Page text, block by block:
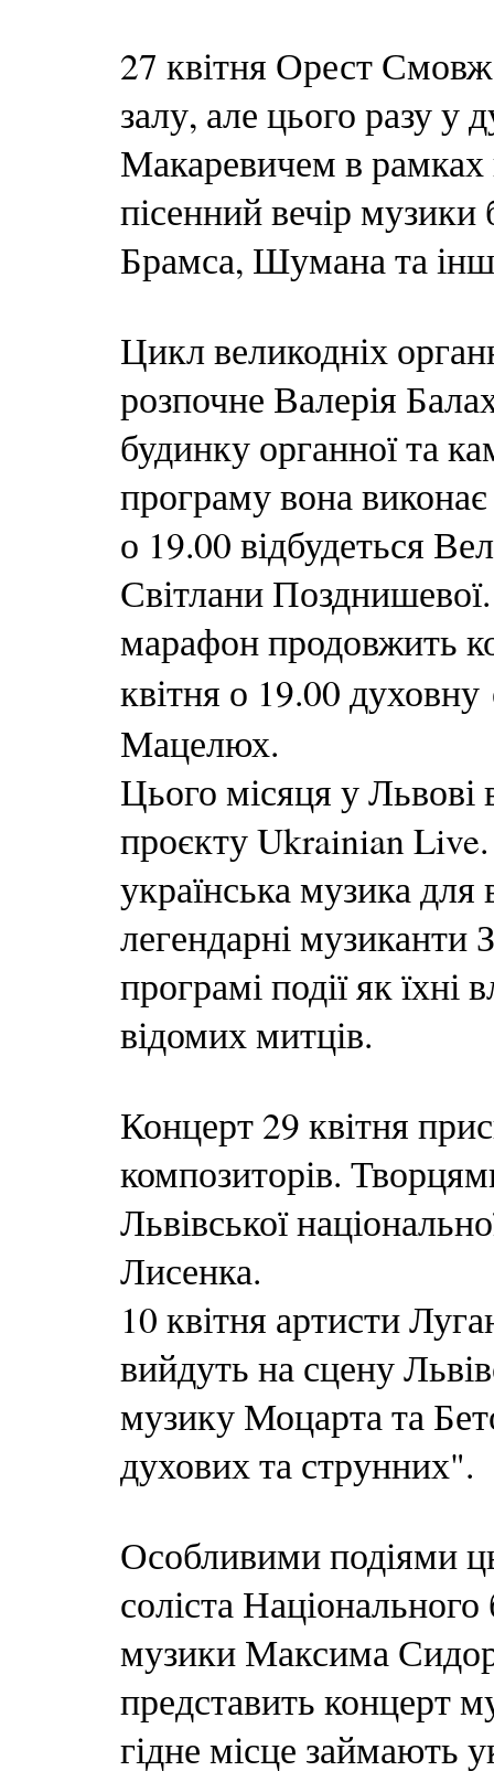
27 квітня Орест
залу, але цього разу у
Макаревичем в
пісенний вечір музики
Брамса, Шумана та
Цикл великодніх
розпочне Валерія
будинку органної та
програму вона
о 19.00 відбудеться
Світлани
марафон продовжить
квітня о 19.00 духовну
Мацелюх.
Цього місяця у Львові
проєкту Ukrainian
українська музика
легендарні
програмі події як їхні
відомих митців.
Концерт 29 квітня
композиторів.
Львівської
Лисенка.
10 квітня артисти
вийдуть на сцену
музику Моцарта та
духових та струнних".
Особливими подіями
соліста
музики Максима
представить концерт
гідне місце займають